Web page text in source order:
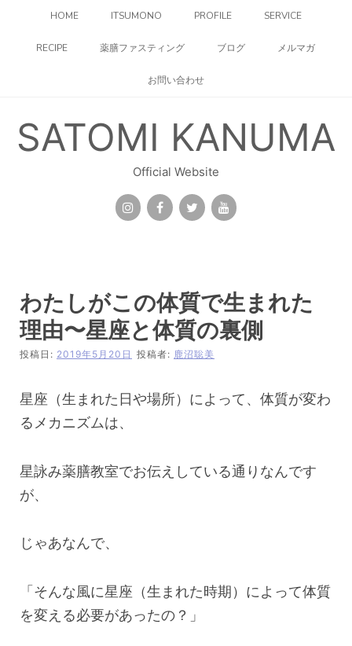
HOME ITSUMONO PROFILE SERVICE
RECIPE 薬膳ファスティング ブログ メルマガ
お問い合わせ
SATOMI KANUMA
Official Website
わたしがこの体質で生まれた
理由〜星座と体質の裏側
投稿日: 2019年5月20日 投稿者: 鹿沼聡美
星座（生まれた日や場所）によって、体質が変わ
るメカニズムは、
星詠み薬膳教室でお伝えしている通りなんです
が、
じゃあなんで、
「そんな風に星座（生まれた時期）によって体質
を変える必要があったの？」